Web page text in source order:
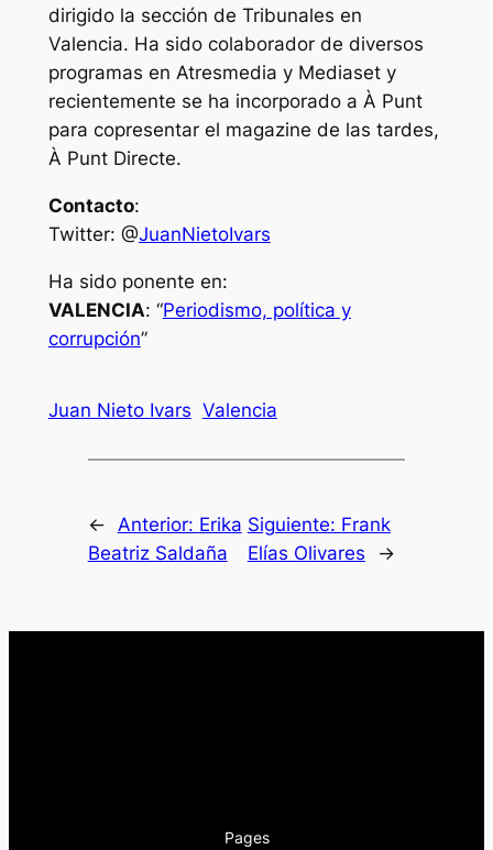
dirigido la sección de Tribunales en
Valencia. Ha sido colaborador de diversos
programas en Atresmedia y Mediaset y
recientemente se ha incorporado a À Punt
para copresentar el magazine de las tardes,
À Punt Directe.
Contacto:
Twitter: @JuanNietoIvars
Ha sido ponente en:
VALENCIA: “Periodismo, política y
corrupción”
Juan Nieto Ivars Valencia
← Anterior: Erika
Beatriz Saldaña
Siguiente: Frank
Elías Olivares
→
Pages